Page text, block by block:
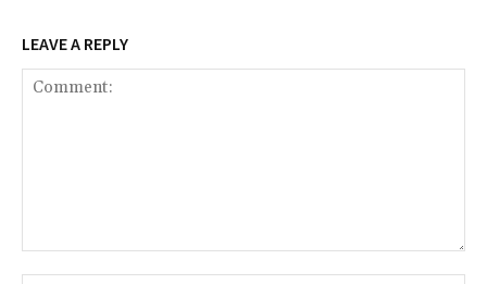
LEAVE A REPLY